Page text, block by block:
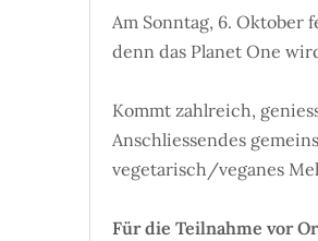
Am Sonntag, 6. Oktober
denn das Planet One
Kommt zahlreich,
Anschliessendes
vegetarisch/veganes
Für die Teilnahme vor